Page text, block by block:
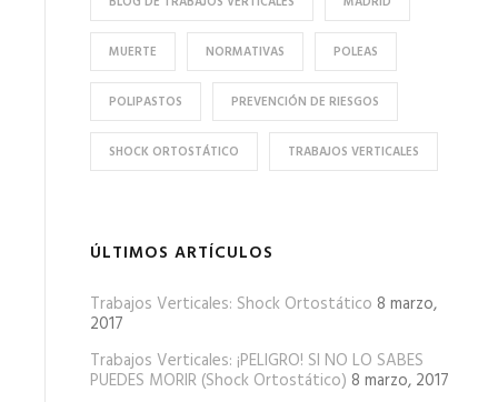
MUERTE NORMATIVAS POLEAS
POLIPASTOS PREVENCIÓN DE RIESGOS
SHOCK ORTOSTÁTICO TRABAJOS VERTICALES
ÚLTIMOS ARTÍCULOS
Trabajos Verticales: Shock Ortostático 8 marzo,
2017
Trabajos Verticales: ¡PELIGRO! SI NO LO SABES
PUEDES MORIR (Shock Ortostático) 8 marzo, 2017